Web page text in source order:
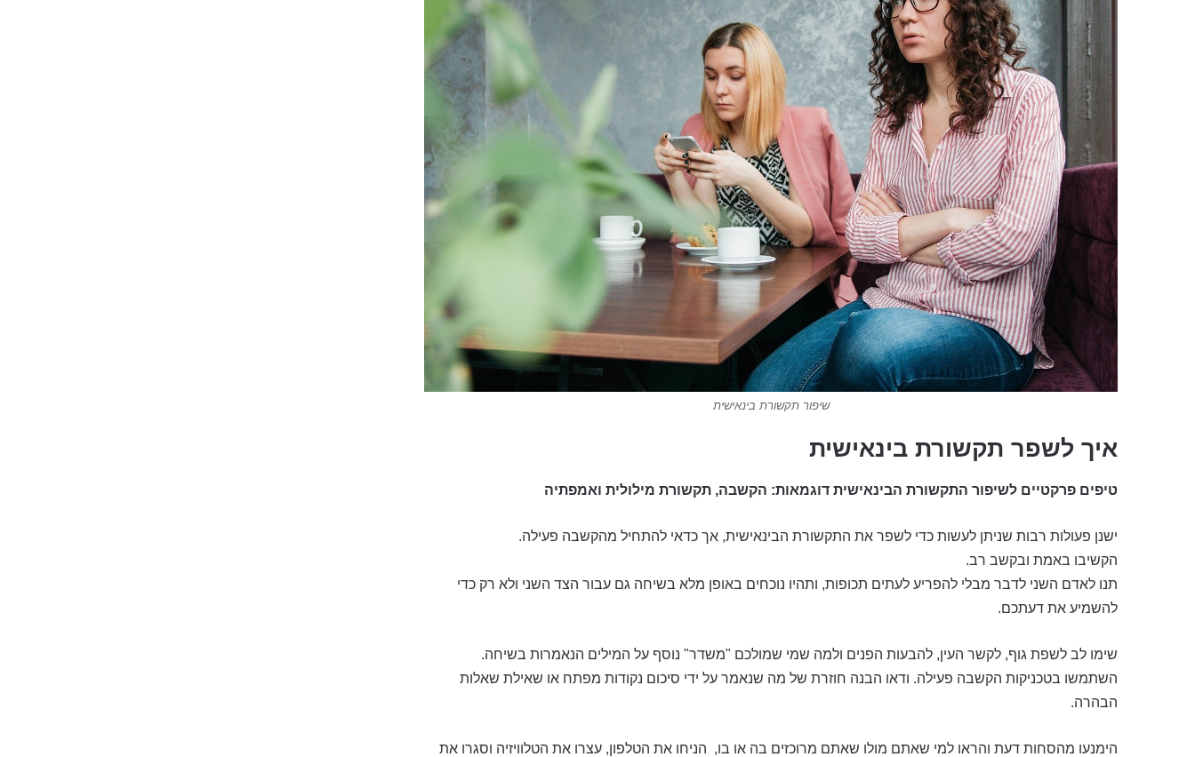
שיפור תקשורת בינאישית
איך לשפר תקשורת בינאישית
טיפים פרקטיים לשיפור התקשורת הבינאישית דוגמאות: הקשבה, תקשורת מילולית ואמפתיה
ישנן פעולות רבות שניתן לעשות כדי לשפר את התקשורת הבינאישית, אך כדאי להתחיל מהקשבה פעילה.
הקשיבו באמת ובקשב רב.
תנו לאדם השני לדבר מבלי להפריע לעתים תכופות, ותהיו נוכחים באופן מלא בשיחה גם עבור הצד השני ולא רק כדי
להשמיע את דעתכם.
שימו לב לשפת גוף, לקשר העין, להבעות הפנים ולמה שמי שמולכם "משדר" נוסף על המילים הנאמרות בשיחה.
השתמשו בטכניקות הקשבה פעילה. ודאו הבנה חוזרת של מה שנאמר על ידי סיכום נקודות מפתח או שאילת שאלות
הבהרה.
הימנעו מהסחות דעת והראו למי שאתם מולו שאתם מרוכזים בה או בו, הניחו את הטלפון, עצרו את הטלוויזיה וסגרו את